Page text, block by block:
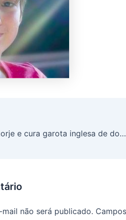
Jesus aparece em Medjugorje e cura garota inglesa de doença incurável !!!
não será publicado.